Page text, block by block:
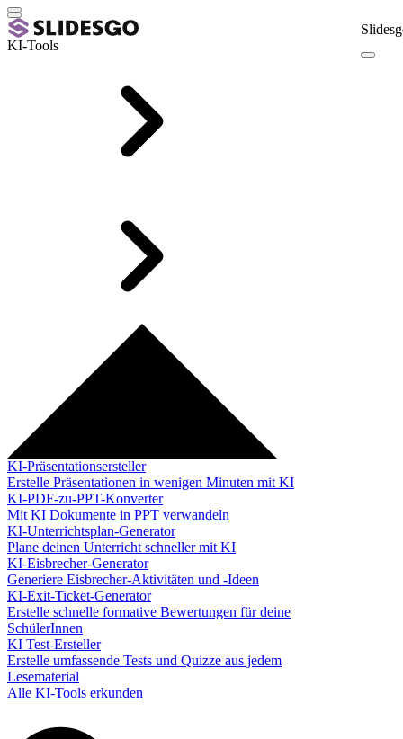
KI-Tools
KI-Präsentationsersteller
Erstelle Präsentationen in wenigen Minuten mit KI
KI-PDF-zu-PPT-Konverter
Mit KI Dokumente in PPT verwandeln
KI-Unterrichtsplan-Generator
Plane deinen Unterricht schneller mit KI
KI-Eisbrecher-Generator
Generiere Eisbrecher-Aktivitäten und -Ideen
KI-Exit-Ticket-Generator
Erstelle schnelle formative Bewertungen für deine
SchülerInnen
KI Test-Ersteller
Erstelle umfassende Tests und Quizze aus jedem
Lesematerial
Alle KI-Tools erkunden